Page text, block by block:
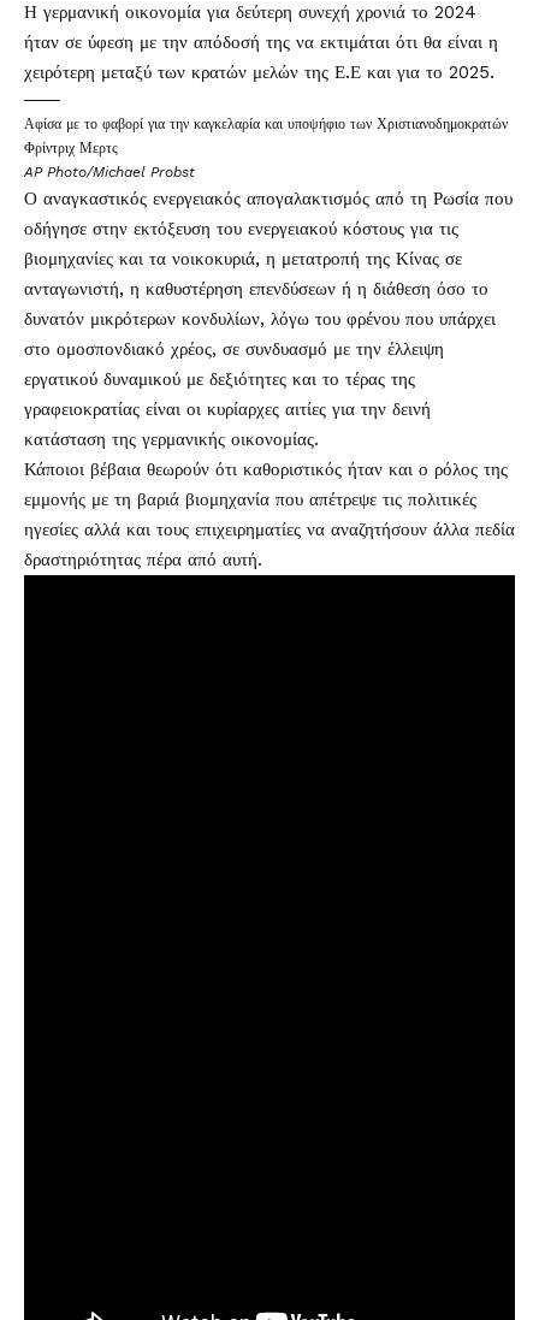
Η γερμανική οικονομία για δεύτερη συνεχή χρονιά το 2024
ήταν σε ύφεση με την απόδοσή της να εκτιμάται ότι θα είναι η
χειρότερη μεταξύ των κρατών μελών της Ε.Ε και για το 2025.
Αφίσα με το φαβορί για την καγκελαρία και υποψήφιο των Χριστιανοδημοκρατών
Φρίντριχ Μερτς
AP Photo/Michael Probst
Ο αναγκαστικός ενεργειακός απογαλακτισμός από τη Ρωσία που
οδήγησε στην εκτόξευση του ενεργειακού κόστους για τις
βιομηχανίες και τα νοικοκυριά, η μετατροπή της Κίνας σε
ανταγωνιστή, η καθυστέρηση επενδύσεων ή η διάθεση όσο το
δυνατόν μικρότερων κονδυλίων, λόγω του φρένου που υπάρχει
στο ομοσπονδιακό χρέος, σε συνδυασμό με την έλλειψη
εργατικού δυναμικού με δεξιότητες και το τέρας της
γραφειοκρατίας είναι οι κυρίαρχες αιτίες για την δεινή
κατάσταση της γερμανικής οικονομίας.
Κάποιοι βέβαια θεωρούν ότι καθοριστικός ήταν και ο ρόλος της
εμμονής με τη βαριά βιομηχανία που απέτρεψε τις πολιτικές
ηγεσίες αλλά και τους επιχειρηματίες να αναζητήσουν άλλα πεδία
δραστηριότητας πέρα από αυτή.